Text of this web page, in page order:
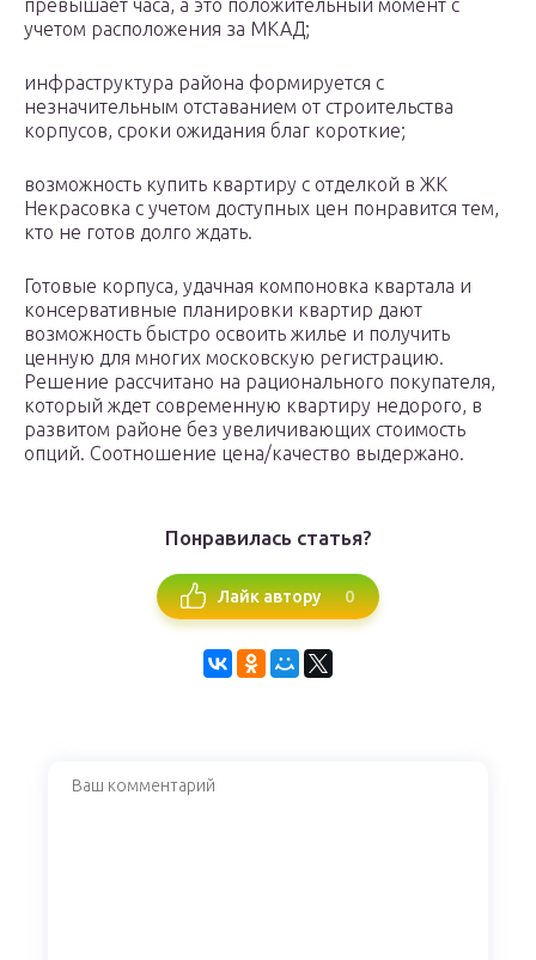
превышает часа, а это положительный момент с
учетом расположения за МКАД;
инфраструктура района формируется с
незначительным отставанием от строительства
корпусов, сроки ожидания благ короткие;
возможность купить квартиру с отделкой в ЖК
Некрасовка с учетом доступных цен понравится тем,
кто не готов долго ждать.
Готовые корпуса, удачная компоновка квартала и
консервативные планировки квартир дают
возможность быстро освоить жилье и получить
ценную для многих московскую регистрацию.
Решение рассчитано на рационального покупателя,
который ждет современную квартиру недорого, в
развитом районе без увеличивающих стоимость
опций. Соотношение цена/качество выдержано.
Понравилась статья?
Лайк автору 0